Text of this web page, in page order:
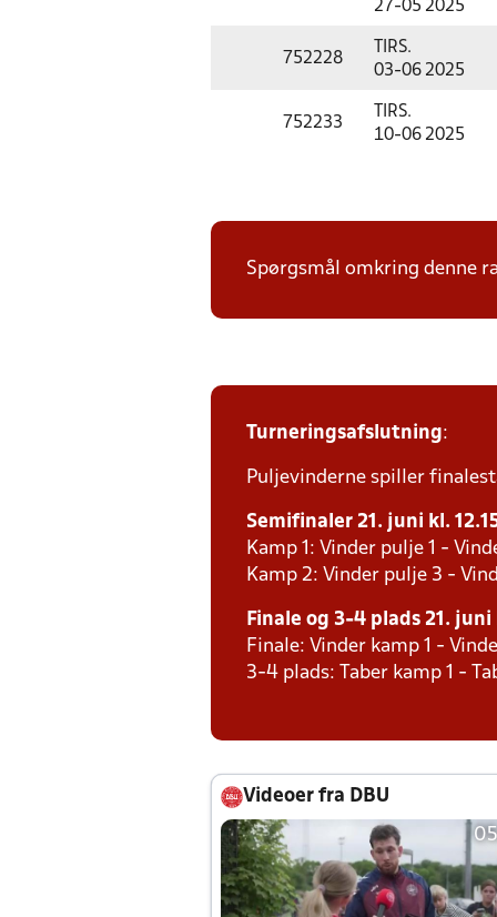
27-05 2025
752228
TIRS.
03-06 2025
752233
TIRS.
10-06 2025
Spørgsmål omkring denne
Turneringsafslutning:
Puljevinderne spiller
Semifinaler 21. juni kl.
Kamp 1: Vinder pulje 1 -
Kamp 2: Vinder pulje 3 -
Finale og 3-4 plads 21.
Finale: Vinder kamp 1 -
3-4 plads: Taber kamp 1 -
Videoer fra DBU